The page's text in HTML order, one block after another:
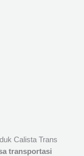
Calista Trans
transportasi